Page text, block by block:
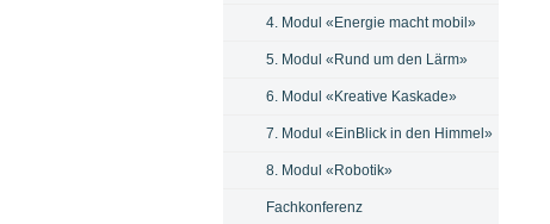
4. Modul «Energie macht mobil»
5. Modul «Rund um den Lärm»
6. Modul «Kreative Kaskade»
7. Modul «EinBlick in den Himmel»
8. Modul «Robotik»
Fachkonferenz